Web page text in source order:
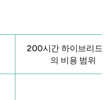
200시간 하이브리드
의 비용 범위